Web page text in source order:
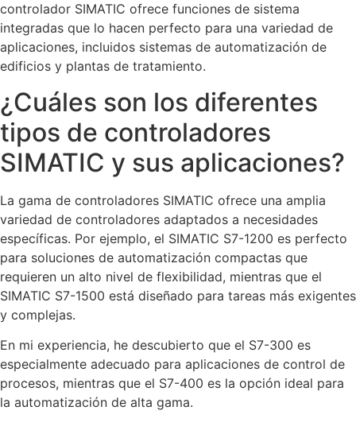
controlador SIMATIC ofrece funciones de sistema
integradas que lo hacen perfecto para una variedad de
aplicaciones, incluidos sistemas de automatización de
edificios y plantas de tratamiento.
¿Cuáles son los diferentes
tipos de controladores
SIMATIC y sus aplicaciones?
La gama de controladores SIMATIC ofrece una amplia
variedad de controladores adaptados a necesidades
específicas. Por ejemplo, el SIMATIC S7-1200 es perfecto
para soluciones de automatización compactas que
requieren un alto nivel de flexibilidad, mientras que el
SIMATIC S7-1500 está diseñado para tareas más exigentes
y complejas.
En mi experiencia, he descubierto que el S7-300 es
especialmente adecuado para aplicaciones de control de
procesos, mientras que el S7-400 es la opción ideal para
la automatización de alta gama.